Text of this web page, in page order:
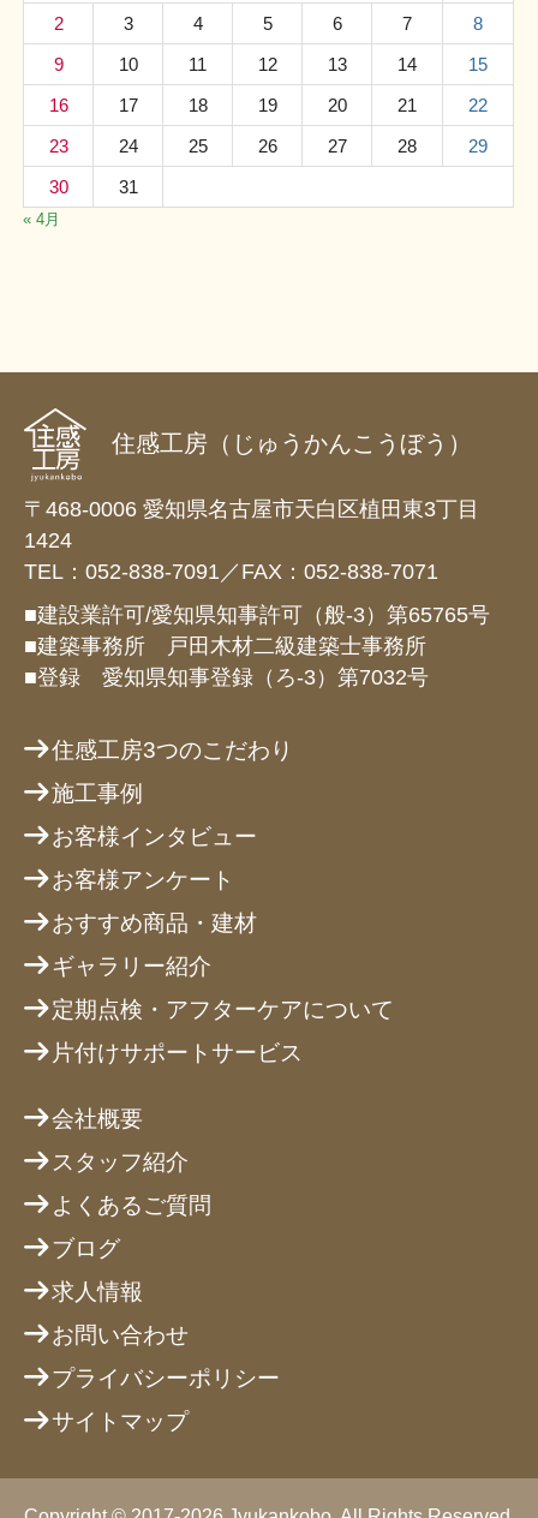
2
3 4 5 6 7
8
9
10 11 12 13 14
15
16
17 18 19 20 21
22
23
24 25 26 27 28
29
30
31
« 4月
住感工房（じゅうかんこうぼう）
〒468-0006 愛知県名古屋市天白区植田東3丁目
1424
TEL：052-838-7091／FAX：052-838-7071
■建設業許可/愛知県知事許可（般-3）第65765号
■建築事務所 戸田木材二級建築士事務所
■登録 愛知県知事登録（ろ-3）第7032号
住感工房3つのこだわり
施工事例
お客様インタビュー
お客様アンケート
おすすめ商品・建材
ギャラリー紹介
定期点検・アフターケアについて
片付けサポートサービス
会社概要
スタッフ紹介
よくあるご質問
ブログ
求人情報
お問い合わせ
プライバシーポリシー
サイトマップ